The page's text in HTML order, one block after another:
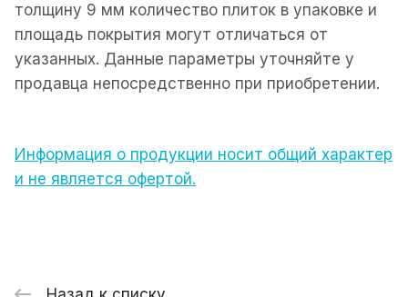
толщину 9 мм количество плиток в упаковке и
площадь покрытия могут отличаться от
указанных. Данные параметры уточняйте у
продавца непосредственно при приобретении.
Информация о продукции носит общий характер
и не является офертой.